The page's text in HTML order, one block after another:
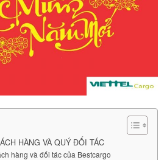
HÀNG VÀ QUÝ ĐỐI TÁC
hàng và đối tác của Bestcargo